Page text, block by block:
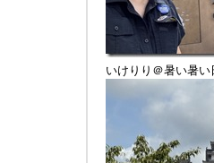
いけりり＠暑い暑